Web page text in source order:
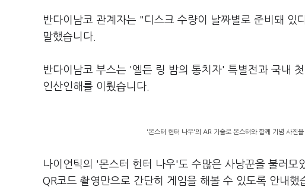
반다이남코 관계자는 "디스크 수량이 날짜별로 준비돼
말했습니다.
반다이남코 부스는 '엘든 링 밤의 통치자' 특별전과 국내
인산인해를 이뤘습니다.
'몬스터 헌터 나우'의 AR 기술로 몬스터와 함께 기념 사진
나이언틱의 '몬스터 헌터 나우'도 수많은 사냥꾼을 불러
QR코드 촬영만으로 간단히 게임을 해볼 수 있도록 안내